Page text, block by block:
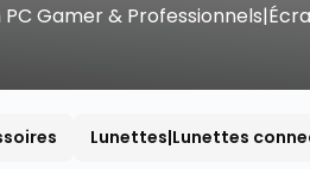
PC Gamer &
Lunettes|Lunettes